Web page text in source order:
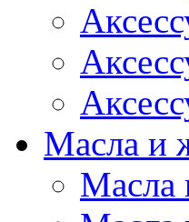
Масла и
Масла